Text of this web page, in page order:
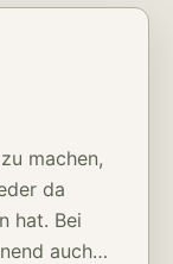
machen,
da
hat. Bei
auch